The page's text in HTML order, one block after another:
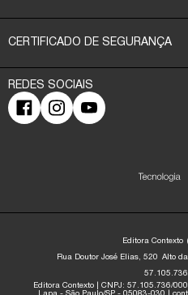
CERTIFICADO DE SEGURANÇA
Editora Contexto
Rua Doutor José Elias, 520 Alto
Editora Contexto | CNPJ: 57.105.736/